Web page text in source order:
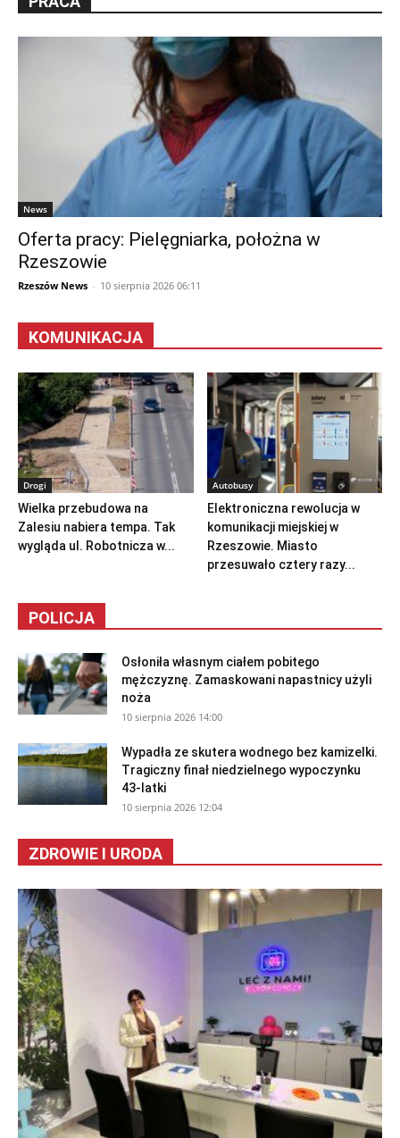
News
Oferta pracy: Pielęgniarka, położna w
Rzeszowie
Rzeszów News - 10 sierpnia 2026 06:11
KOMUNIKACJA
Drogi
Wielka przebudowa na
Zalesiu nabiera tempa. Tak
wygląda ul. Robotnicza w...
Autobusy
Elektroniczna rewolucja w
komunikacji miejskiej w
Rzeszowie. Miasto
przesuwało cztery razy...
POLICJA
Osłoniła własnym ciałem pobitego
mężczyznę. Zamaskowani napastnicy użyli
noża
10 sierpnia 2026 14:00
Wypadła ze skutera wodnego bez kamizelki.
Tragiczny finał niedzielnego wypoczynku
43-latki
10 sierpnia 2026 12:04
ZDROWIE I URODA